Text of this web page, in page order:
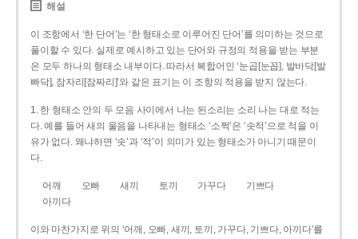
해설
이 조항에서 ‘한 단어’는 ‘한 형태소로 이루어진 단어’를 의미하는 것으로
풀이할 수 있다. 실제로 예시하고 있는 단어와 규정의 적용을 받는 부분
은 모두 하나의 형태소 내부이다. 따라서 복합어인 ‘눈곱[눈꼽], 발바닥[발
빠닥], 잠자리[잠짜리]’와 같은 표기는 이 조항의 적용을 받지 않는다.
1. 한 형태소 안의 두 모음 사이에서 나는 된소리는 소리 나는 대로 적는
다. 예를 들어 새의 울음을 나타내는 형태소 ‘소쩍’은 ‘솟적’으로 적을 이
유가 없다. 왜냐하면 ‘솟’과 ‘적’이 의미가 있는 형태소가 아니기 때문이
다.
어깨 오빠 새끼 토끼 가꾸다
기쁘다
아끼다
이와 마찬가지로 위의 ‘어깨, 오빠, 새끼, 토끼, 가꾸다, 기쁘다, 아끼다’를